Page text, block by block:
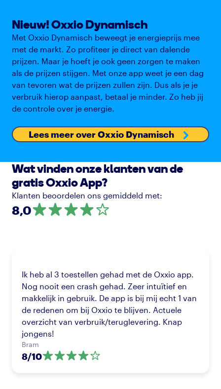
Nieuw! Oxxio Dynamisch
Met Oxxio Dynamisch beweegt je energieprijs mee
met de markt. Zo profiteer je direct van dalende
prijzen. Maar je hoeft je ook geen zorgen te maken
als de prijzen stijgen. Met onze app weet je een dag
van tevoren wat de prijzen zullen zijn. Dus als je je
verbruik hierop aanpast, betaal je minder. Zo heb jij
de controle over je energie.
Lees meer over Oxxio Dynamisch
Wat vinden onze klanten van de
gratis Oxxio App?
Klanten beoordelen ons gemiddeld met:
8,0
Ik heb al 3 toestellen gehad met de Oxxio app.
Nog nooit een crash gehad. Zeer intuïtief en
makkelijk in gebruik. De app is bij mij echt 1 van
de redenen om bij Oxxio te blijven. Actuele
overzicht van verbruik/teruglevering. Knap
jongens!
Bram
8/10